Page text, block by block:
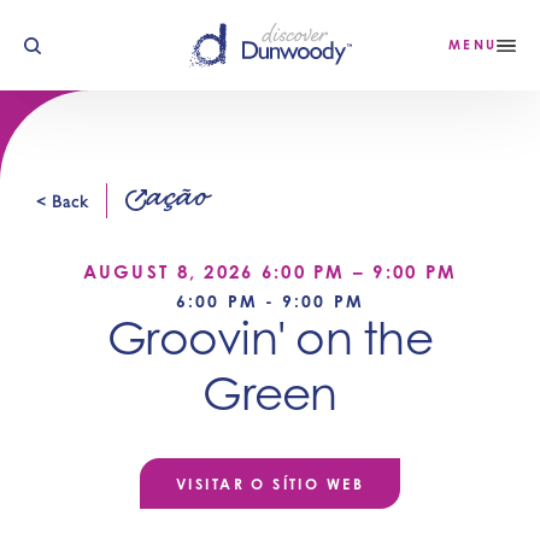
Saltar para o conteúdo MENU
< Back ação
AUGUST 8, 2026 6:00 PM – 9:00 PM
6:00 PM - 9:00 PM
Groovin' on the
Green
VISITAR O SÍTIO WEB